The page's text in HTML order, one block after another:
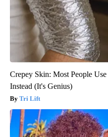
Crepey Skin: Most People
Instead (It's Genius)
Tri Lift